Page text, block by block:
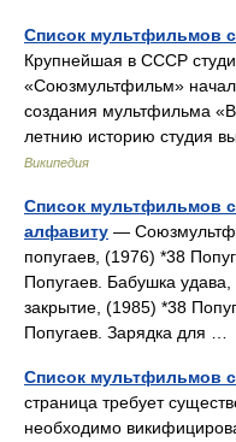
Список мультфильмов
Крупнейшая в СССР
«Союзмультфильм»
создания мультфильма
летнию историю студия
Википедия
Список мультфильмов
алфавиту —
попугаев, (1976) *38
Попугаев. Бабушка
закрытие, (1985) *38
Попугаев. Зарядка для …
Список мультфильмов
страница требует
необходимо